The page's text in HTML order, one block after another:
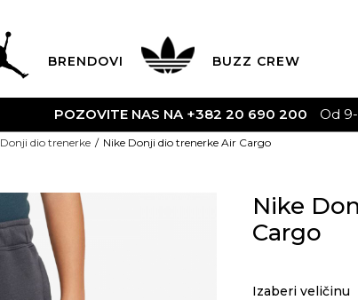
BRENDOVI BUZZ CREW
POZOVITE NAS NA +382 20 690 200 Od
Donji dio trenerke Nike Donji dio trenerke Air Cargo
Nike
Cargo
Izaberi veličinu